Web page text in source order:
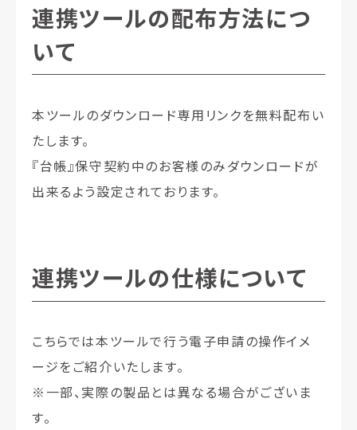
連携ツールの配布方法につ
いて
本ツールのダウンロード専用リンクを無料配布い
たします。
『台帳』保守契約中のお客様のみダウンロードが
出来るよう設定されております。
連携ツールの仕様について
こちらでは本ツールで行う電子申請の操作イメ
ージをご紹介いたします。
※ 一部、実際の製品とは異なる場合がございま
す。